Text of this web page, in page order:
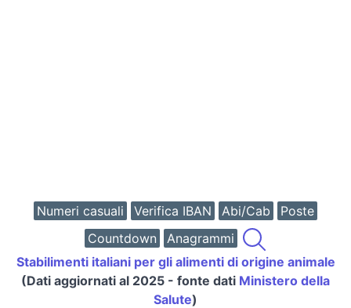
Numeri casuali Verifica IBAN Abi/Cab
Poste
Countdown
Anagrammi
Stabilimenti italiani per gli alimenti di origine animale
(Dati aggiornati al 2025 - fonte dati Ministero della
Salute)